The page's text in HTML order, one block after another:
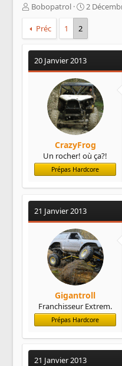
A
t
e
u
d
i
n
Bobopatrol
D
a
e
d
e
d
é
b
u
t
2
Préc 1 2
20 Janvier 2013
CrazyFrog
Un rocher! où ça?!
Prépas Hardcore
21 Janvier 2013
Gigantroll
Franchisseur Extrem.
Prépas Hardcore
21 Janvier 2013